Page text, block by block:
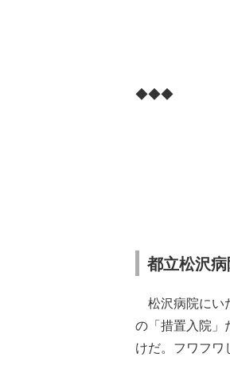
◆◆◆
都立松沢
松沢病院にい
の「措置入院」
けだ。フワフワ